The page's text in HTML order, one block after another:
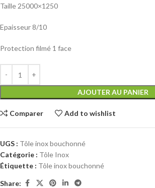
Taille 25000×1250
Epaisseur 8/10
Protection filmé 1 face
AJOUTER AU PANIER
Comparer Add to wishlist
UGS : Tôle inox bouchonné
Catégorie : Tôle Inox
Étiquette : Tôle inox bouchonné
Share: